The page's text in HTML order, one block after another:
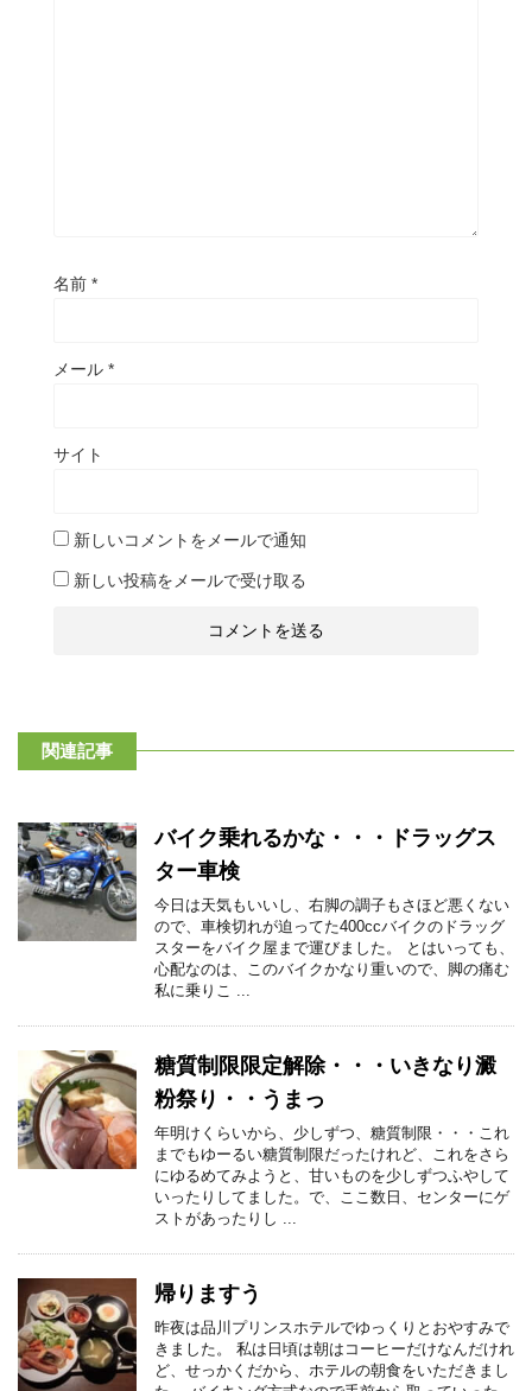
名前 *
メール *
サイト
新しいコメントをメールで通知
新しい投稿をメールで受け取る
関連記事
バイク乗れるかな・・・ドラッグス
ター車検
今日は天気もいいし、右脚の調子もさほど悪くない
ので、車検切れが迫ってた400ccバイクのドラッグ
スターをバイク屋まで運びました。 とはいっても、
心配なのは、このバイクかなり重いので、脚の痛む
私に乗りこ ...
糖質制限限定解除・・・いきなり澱
粉祭り・・うまっ
年明けくらいから、少しずつ、糖質制限・・・これ
までもゆーるい糖質制限だったけれど、これをさら
にゆるめてみようと、甘いものを少しずつふやして
いったりしてました。で、ここ数日、センターにゲ
ストがあったりし ...
帰りますう
昨夜は品川プリンスホテルでゆっくりとおやすみで
きました。 私は日頃は朝はコーヒーだけなんだけれ
ど、せっかくだから、ホテルの朝食をいただきまし